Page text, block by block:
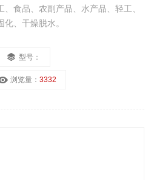
食品、农副产品、水产品、轻工、
、干燥脱水。
型号：
浏览量：3332